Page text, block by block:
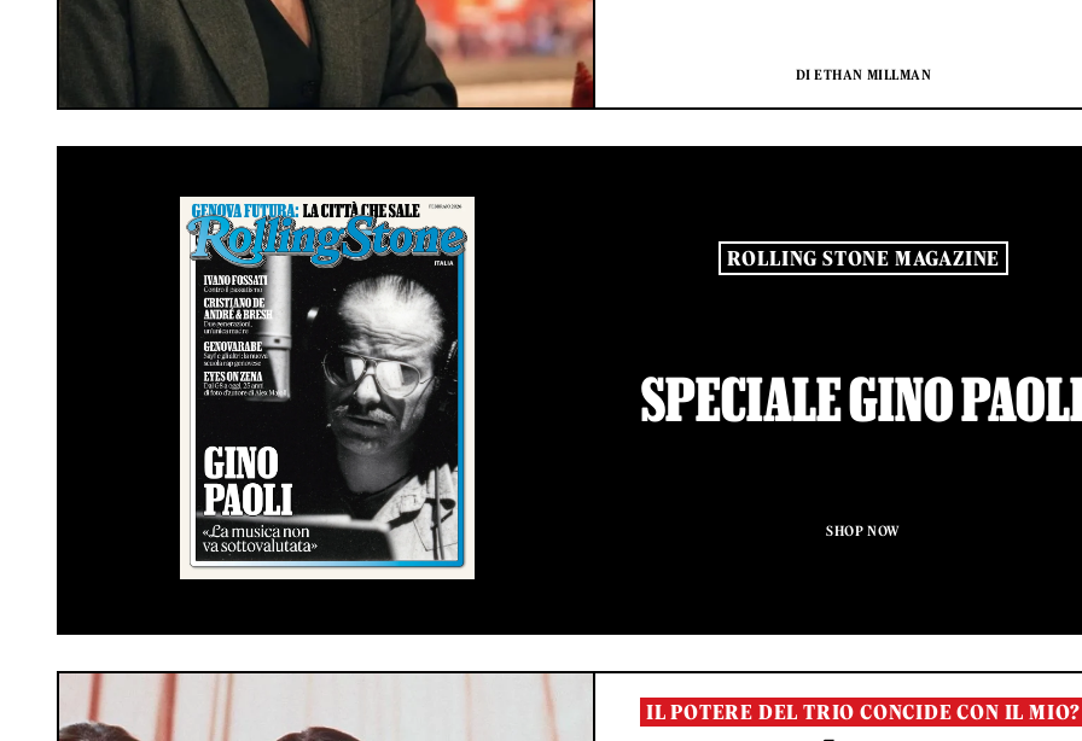
DI ETHAN MILLMAN
ROLLING STONE MAGAZINE
SPECIALE GINO
SHOP NOW
IL POTERE DEL TRIO CONCIDE CON IL MIO?